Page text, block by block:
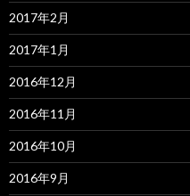
2017年2月
2017年1月
2016年12月
2016年11月
2016年10月
2016年9月